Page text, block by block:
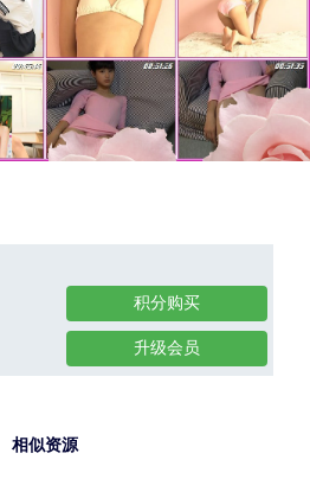
积分购买
升级会员
相似资源